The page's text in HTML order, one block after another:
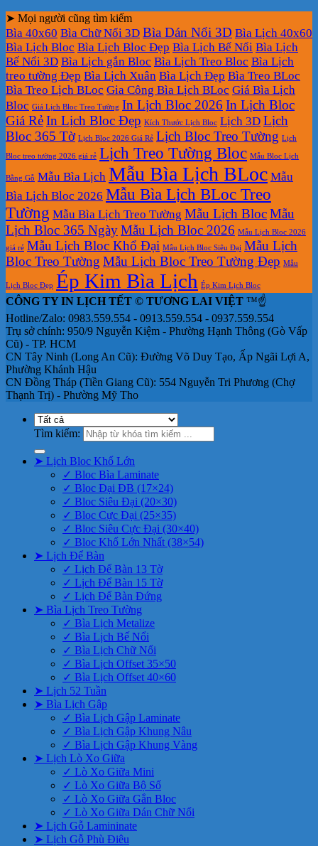
➤ Mọi người cũng tìm kiếm
Bìa 40x60 Bìa Chữ Nổi 3D Bìa Dán Nổi 3D Bìa Lịch 40x60
Bìa Lịch Bloc Bìa Lịch Bloc Đẹp Bìa Lịch Bế Nổi Bìa Lịch
Bế Nổi 3D Bìa Lịch gắn Bloc Bìa Lịch Treo Bloc Bìa Lịch
treo tường Đẹp Bìa Lịch Xuân Bìa Lịch Đẹp Bìa Treo BLoc
Bìa Treo Lịch BLoc Gia Công Bìa Lịch BLoc Giá Bìa Lịch
Bloc Giá Lịch Bloc Treo Tường In Lịch Bloc 2026 In Lịch Bloc
Giá RẻIn Lịch Bloc Đẹp Kích Thước Lịch Bloc Lịch 3D Lịch
Bloc 365 Tờ Lịch Bloc 2026 Giá Rẻ Lịch Bloc Treo Tường Lịch
Bloc treo tường 2026 giá rẻ Lịch Treo Tường Bloc Mẫu Bloc Lịch
Bằng Gỗ Mẫu Bìa Lịch Mẫu Bìa Lịch BLoc Mẫu
Bìa Lịch Bloc 2026 Mẫu Bìa Lịch BLoc Treo
Tường Mẫu Bìa Lịch Treo Tường Mẫu Lịch BlocMẫu
Lịch Bloc 365 NgàyMẫu Lịch Bloc 2026 Mẫu Lịch Bloc 2026
giá rẻ Mẫu Lịch Bloc Khổ Đại Mẫu Lịch Bloc Siêu Đại Mẫu Lịch
Bloc Treo Tường Mẫu Lịch Bloc Treo Tường Đẹp Mẫu
Lịch Bloc Đẹp Ép Kim Bìa Lịch Ép Kim Lịch Bloc
CÔNG TY IN LỊCH TẾT © TƯƠNG LAI VIỆT ™☝️
Hotline/Zalo: 0983.559.554 - 0913.559.554 - 0937.559.554
Trụ sở chính: 950/9 Nguyễn Kiệm - Phường Hạnh Thông (Gò Vấp
Cũ) - TP. HCM
CN Tây Ninh (Long An Cũ): Đường Võ Duy Tạo, Ấp Ngãi Lợi A,
Phường Khánh Hậu
CN Đồng Tháp (Tiền Giang Cũ): 554 Nguyễn Tri Phương (Chợ
Thạnh Trị) - Phường Mỹ Tho
Tìm kiếm:
➤ Lịch Bloc Khổ Lớn
✓ Bloc Bìa Laminate
✓ Bloc Đại ĐB (17×24)
✓ Bloc Siêu Đại (20×30)
✓ Bloc Cực Đại (25×35)
✓ Bloc Siêu Cực Đại (30×40)
✓ Bloc Khổ Lớn Nhất (38×54)
➤ Lịch Để Bàn
✓ Lịch Để Bàn 13 Tờ
✓ Lịch Để Bàn 15 Tờ
✓ Lịch Để Bàn Đứng
➤ Bìa Lịch Treo Tường
✓ Bìa Lịch Metalize
✓ Bìa Lịch Bế Nổi
✓ Bìa Lịch Chữ Nổi
✓ Bìa Lịch Offset 35×50
✓ Bìa Lịch Offset 40×60
➤ Lịch 52 Tuần
➤ Bìa Lịch Gập
✓ Bìa Lịch Gập Laminate
✓ Bìa Lịch Gập Khung Nâu
✓ Bìa Lịch Gập Khung Vàng
➤ Lịch Lò Xo Giữa
✓ Lò Xo Giữa Mini
✓ Lò Xo Giữa Bộ Số
✓ Lò Xo Giữa Gắn Bloc
✓ Lò Xo Giữa Dán Chữ Nổi
➤ Lịch Gỗ Lamininate
➤ Lịch Gỗ Phù Điêu